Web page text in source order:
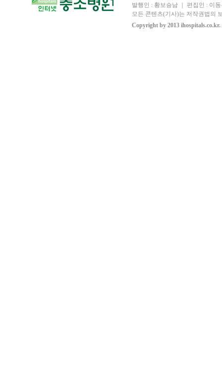
발행인 : 황보승남 ｜ 편집인 : 이
모든 콘텐츠(기사)는 저작권법의
Copyright by 2013 ihospitals.co.kr.